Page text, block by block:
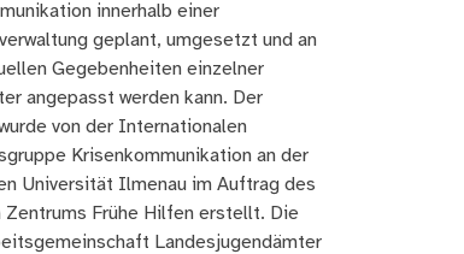
innerhalb einer
geplant, umgesetzt und an
Gegebenheiten einzelner
angepasst werden kann. Der
von der Internationalen
Krisenkommunikation an der
Universität Ilmenau im Auftrag des
Zentrums Frühe Hilfen erstellt. Die
Landesjugendämter